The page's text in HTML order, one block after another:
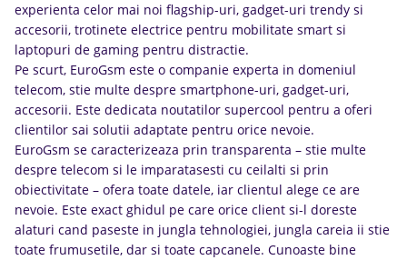
experienta celor mai noi flagship-uri, gadget-uri trendy si
accesorii, trotinete electrice pentru mobilitate smart si
laptopuri de gaming pentru distractie.
Pe scurt, EuroGsm este o companie experta in domeniul
telecom, stie multe despre smartphone-uri, gadget-uri,
accesorii. Este dedicata noutatilor supercool pentru a oferi
clientilor sai solutii adaptate pentru orice nevoie.
EuroGsm se caracterizeaza prin transparenta – stie multe
despre telecom si le imparatasesti cu ceilalti si prin
obiectivitate – ofera toate datele, iar clientul alege ce are
nevoie. Este exact ghidul pe care orice client si-l doreste
alaturi cand paseste in jungla tehnologiei, jungla careia ii stie
toate frumusetile, dar si toate capcanele. Cunoaste bine